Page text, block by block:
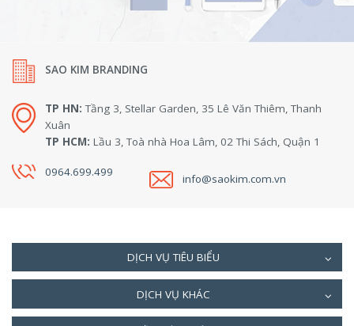
SAO KIM BRANDING
TP HN: Tầng 3, Stellar Garden, 35 Lê Văn Thiêm, Thanh
Xuân
TP HCM: Lầu 3, Toà nhà Hoa Lâm, 02 Thi Sách, Quận 1
0964.699.499 info@saokim.com.vn
DỊCH VỤ TIÊU BIỂU
DỊCH VỤ KHÁC